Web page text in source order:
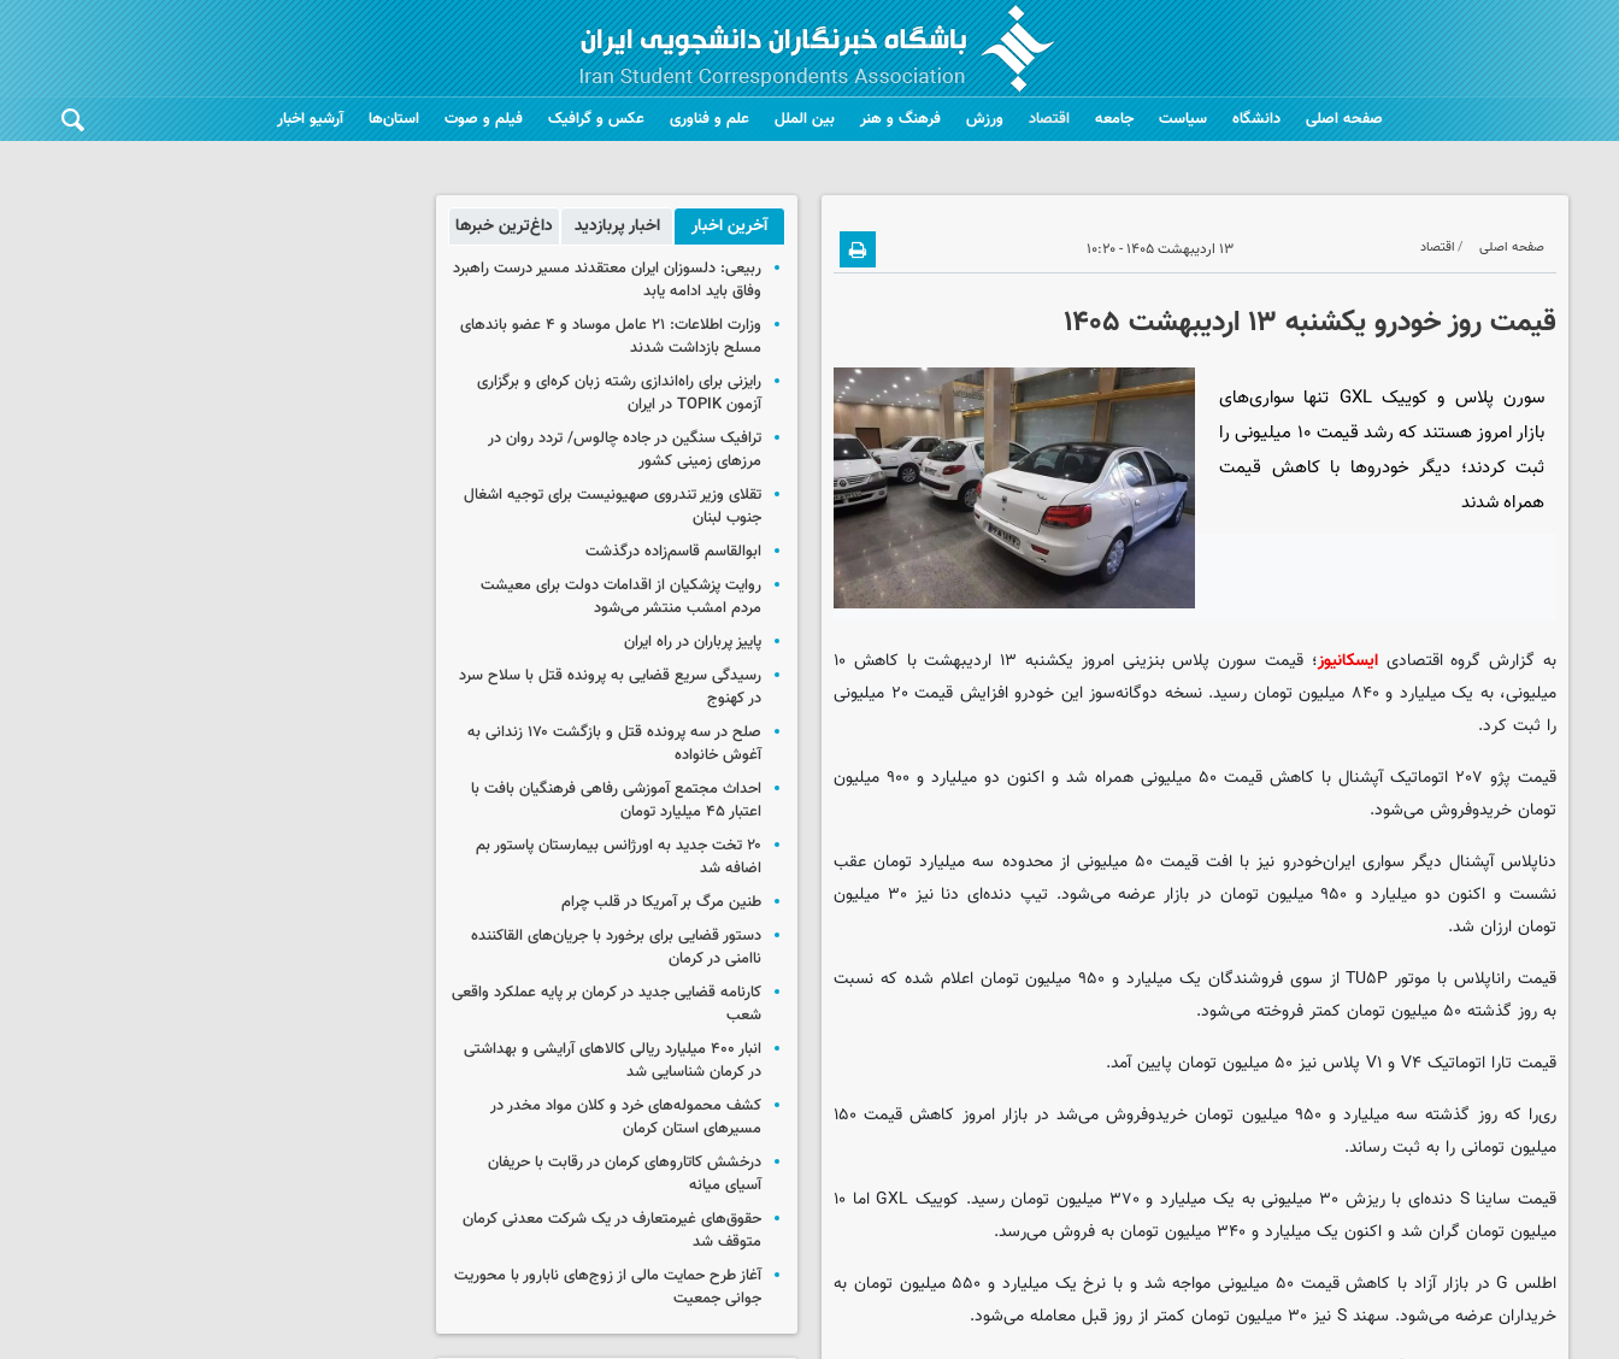
صفحه اصلی دانشگاه سیاست جامعه اقتصاد ورزش فرهنگ و هنر بین الملل علم و فناوری عکس و گرافیک فیلم و صوت استان‌ها آرشیو اخبار
صفحه اصلی اقتصاد ۱۳ اردیبهشت ۱۴۰۵ - ۱۰:۲۰
قیمت روز خودرو یکشنبه ۱۳ اردیبهشت ۱۴۰۵
سورن پلاس و کوییک GXL تنها سواری‌های
بازار امروز هستند که رشد قیمت ۱۰ میلیونی را
ثبت کردند؛ دیگر خودروها با کاهش قیمت
همراه شدند
به گزارش گروه اقتصادیایسکانیوز
؛ قیمت سورن پلاس بنزینی امروز یکشنبه ۱۳ اردیبهشت با کاهش ۱۰
میلیونی، به یک میلیارد و ۸۴۰ میلیون تومان رسید. نسخه دوگانه‌سوز این خودرو افزایش قیمت ۲۰ میلیونی
را ثبت کرد.
قیمت پژو ۲۰۷ اتوماتیک آپشنال با کاهش قیمت ۵۰ میلیونی همراه شد و اکنون دو میلیارد و ۹۰۰ میلیون
تومان خریدوفروش می‌شود.
دناپلاس آپشنال دیگر سواری ایران‌خودرو نیز با افت قیمت ۵۰ میلیونی از محدوده سه میلیارد تومان عقب
نشست و اکنون دو میلیارد و ۹۵۰ میلیون تومان در بازار عرضه می‌شود. تیپ دنده‌ای دنا نیز ۳۰ میلیون
تومان ارزان شد.
قیمت راناپلاس با موتور TU۵P از سوی فروشندگان یک میلیارد و ۹۵۰ میلیون تومان اعلام شده که نسبت
به روز گذشته ۵۰ میلیون تومان کمتر فروخته می‌شود.
قیمت تارا اتوماتیک V۴ و V۱ پلاس نیز ۵۰ میلیون تومان پایین آمد.
ری‌را که روز گذشته سه میلیارد و ۹۵۰ میلیون تومان خریدوفروش می‌شد در بازار امروز کاهش قیمت ۱۵۰
میلیون تومانی را به ثبت رساند.
قیمت ساینا S دنده‌ای با ریزش ۳۰ میلیونی به یک میلیارد و ۳۷۰ میلیون تومان رسید. کوییک GXL اما ۱۰
میلیون تومان گران شد و اکنون یک میلیارد و ۳۴۰ میلیون تومان به فروش می‌رسد.
اطلس G در بازار آزاد با کاهش قیمت ۵۰ میلیونی مواجه شد و با نرخ یک میلیارد و ۵۵۰ میلیون تومان به
خریداران عرضه می‌شود. سهند S نیز ۳۰ میلیون تومان کمتر از روز قبل معامله می‌شود.
آخرین اخبار اخبار پربازدید داغ‌ترین خبرها
ربیعی: دلسوزان ایران معتقدند مسیر درست راهبرد
وفاق باید ادامه یابد
وزارت اطلاعات: ۲۱ عامل موساد و ۴ عضو باندهای
مسلح بازداشت شدند
رایزنی برای راه‌اندازی رشته زبان کره‌ای و برگزاری
آزمون TOPIK در ایران
ترافیک سنگین در جاده چالوس/ تردد روان در
مرزهای زمینی کشور
تقلای وزیر تندروی صهیونیست برای توجیه اشغال
جنوب لبنان
ابوالقاسم قاسم‌زاده درگذشت
روایت پزشکیان از اقدامات دولت برای معیشت
مردم امشب منتشر می‌شود
پاییز پرباران در راه ایران
رسیدگی سریع قضایی به پرونده قتل با سلاح سرد
در کهنوج
صلح در سه پرونده قتل و بازگشت ۱۷۰ زندانی به
آغوش خانواده
احداث مجتمع آموزشی رفاهی فرهنگیان بافت با
اعتبار ۴۵ میلیارد تومان
۲۰ تخت جدید به اورژانس بیمارستان پاستور بم
اضافه شد
طنین مرگ بر آمریکا در قلب چرام
دستور قضایی برای برخورد با جریان‌های القاکننده
ناامنی در کرمان
کارنامه قضایی جدید در کرمان بر پایه عملکرد واقعی
شعب
انبار ۴۰۰ میلیارد ریالی کالاهای آرایشی و بهداشتی
در کرمان شناسایی شد
کشف محموله‌های خرد و کلان مواد مخدر در
مسیرهای استان کرمان
درخشش کاتاروهای کرمان در رقابت با حریفان
آسیای میانه
حقوق‌های غیرمتعارف در یک شرکت معدنی کرمان
متوقف شد
آغاز طرح حمایت مالی از زوج‌های نابارور با محوریت
جوانی جمعیت